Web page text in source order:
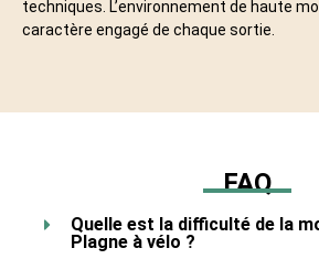
techniques. L’environnement de haute
caractère engagé de chaque sortie.
FAQ
Quelle est la difficulté de la
Plagne à vélo ?